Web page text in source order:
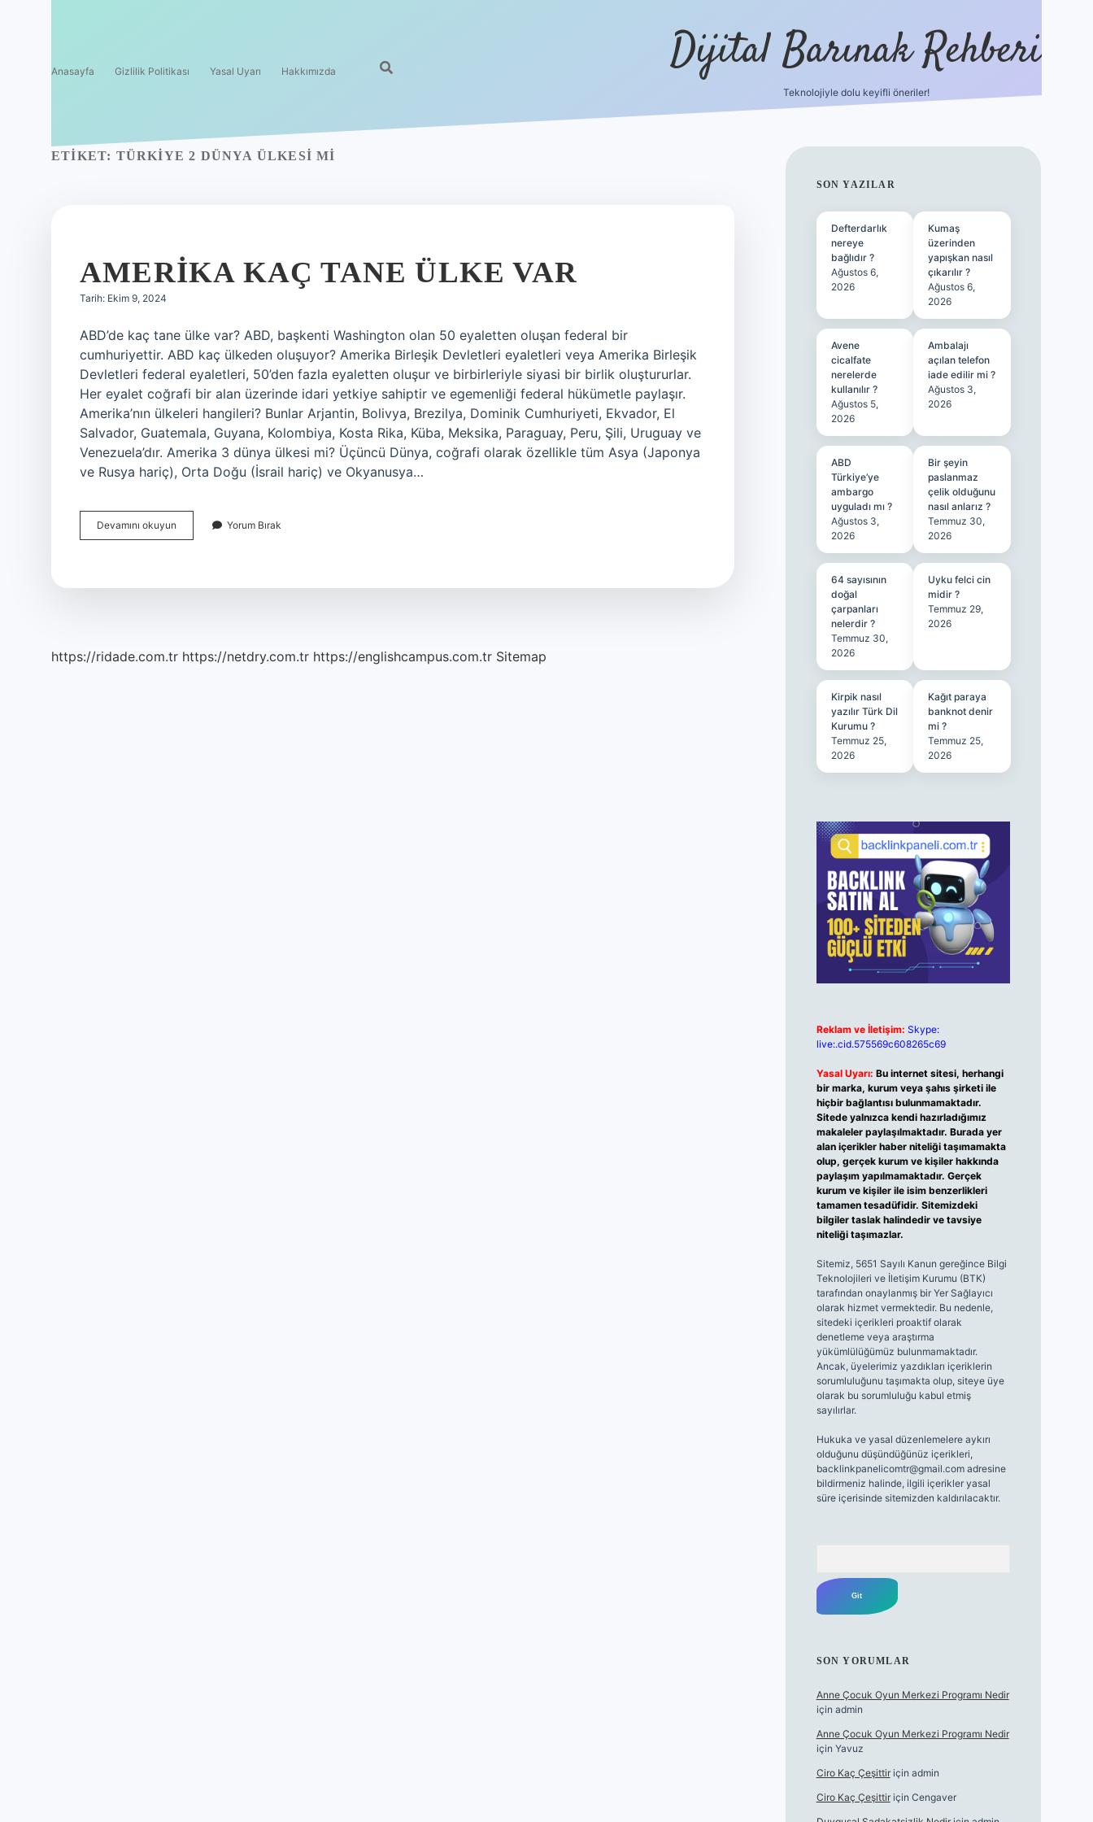
Anasayfa Gizlilik Politikası Yasal Uyarı Hakkımızda Dijital Barınak Rehberi
Teknolojiyle dolu keyifli öneriler!
ETIKET: TÜRKIYE 2 DÜNYA ÜLKESI MI
AMERIKA KAÇ TANE ÜLKE VAR
Tarih: Ekim 9, 2024
ABD’de kaç tane ülke var? ABD, başkenti Washington olan 50 eyaletten oluşan federal bir
cumhuriyettir. ABD kaç ülkeden oluşuyor? Amerika Birleşik Devletleri eyaletleri veya Amerika Birleşik
Devletleri federal eyaletleri, 50’den fazla eyaletten oluşur ve birbirleriyle siyasi bir birlik oluştururlar.
Her eyalet coğrafi bir alan üzerinde idari yetkiye sahiptir ve egemenliği federal hükümetle paylaşır.
Amerika’nın ülkeleri hangileri? Bunlar Arjantin, Bolivya, Brezilya, Dominik Cumhuriyeti, Ekvador, El
Salvador, Guatemala, Guyana, Kolombiya, Kosta Rika, Küba, Meksika, Paraguay, Peru, Şili, Uruguay ve
Venezuela’dır. Amerika 3 dünya ülkesi mi? Üçüncü Dünya, coğrafi olarak özellikle tüm Asya (Japonya
ve Rusya hariç), Orta Doğu (İsrail hariç) ve Okyanusya…
Devamını okuyun Amerika
Kaç
Yorum Bırak
https://ridade.com.tr https://netdry.com.tr https://englishcampus.com.tr Sitemap
SIDEBAR
SON YAZILAR
Defterdarlık
nereye
bağlıdır ?
Ağustos 6,
2026
Kumaş
üzerinden
yapışkan nasıl
çıkarılır ?
Ağustos 6,
2026
Avene
cicalfate
nerelerde
kullanılır ?
Ağustos 5,
2026
Ambalajı
açılan telefon
iade edilir mi ?
Ağustos 3,
2026
ABD
Türkiye’ye
ambargo
uyguladı mı ?
Ağustos 3,
2026
Bir şeyin
paslanmaz
çelik olduğunu
nasıl anlarız ?
Temmuz 30,
2026
64 sayısının
doğal
çarpanları
nelerdir ?
Temmuz 30,
2026
Uyku felci cin
midir ?
Temmuz 29,
2026
Kirpik nasıl
yazılır Türk Dil
Kurumu ?
Temmuz 25,
2026
Kağıt paraya
banknot denir
mi ?
Temmuz 25,
2026
Reklam ve İletişim: Skype:
live:.cid.575569c608265c69
Yasal Uyarı: Bu internet sitesi, herhangi
bir marka, kurum veya şahıs şirketi ile
hiçbir bağlantısı bulunmamaktadır.
Sitede yalnızca kendi hazırladığımız
makaleler paylaşılmaktadır. Burada yer
alan içerikler haber niteliği taşımamakta
olup, gerçek kurum ve kişiler hakkında
paylaşım yapılmamaktadır. Gerçek
kurum ve kişiler ile isim benzerlikleri
tamamen tesadüfidir. Sitemizdeki
bilgiler taslak halindedir ve tavsiye
niteliği taşımazlar.
Sitemiz, 5651 Sayılı Kanun gereğince Bilgi
Teknolojileri ve İletişim Kurumu (BTK)
tarafından onaylanmış bir Yer Sağlayıcı
olarak hizmet vermektedir. Bu nedenle,
sitedeki içerikleri proaktif olarak
denetleme veya araştırma
yükümlülüğümüz bulunmamaktadır.
Ancak, üyelerimiz yazdıkları içeriklerin
sorumluluğunu taşımakta olup, siteye üye
olarak bu sorumluluğu kabul etmiş
sayılırlar.
Hukuka ve yasal düzenlemelere aykırı
olduğunu düşündüğünüz içerikleri,
backlinkpanelicomtr@gmail.comadresine
bildirmeniz halinde, ilgili içerikler yasal
süre içerisinde sitemizden kaldırılacaktır.
SON YORUMLAR
Anne Çocuk Oyun Merkezi Programı Nedir
için admin
Anne Çocuk Oyun Merkezi Programı Nedir
için Yavuz
Ciro Kaç Çeşittiriçin admin
Ciro Kaç Çeşittiriçin Cengaver
hiltonbet güncel giriş